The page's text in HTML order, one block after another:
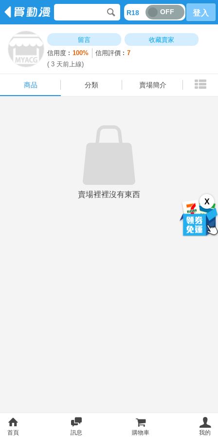
R18 OFF 登入
留言
收藏賣家
信用度︰100% 信用評價︰7
( 3 天前上線)
商品 分類 賣場簡介
X
賣場裡裡沒有東西
商品 分類 賣場簡介
首頁 訊息 購物車 我的